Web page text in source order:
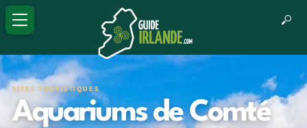
SITES TOURISTIQUES
Aquariums de Comté